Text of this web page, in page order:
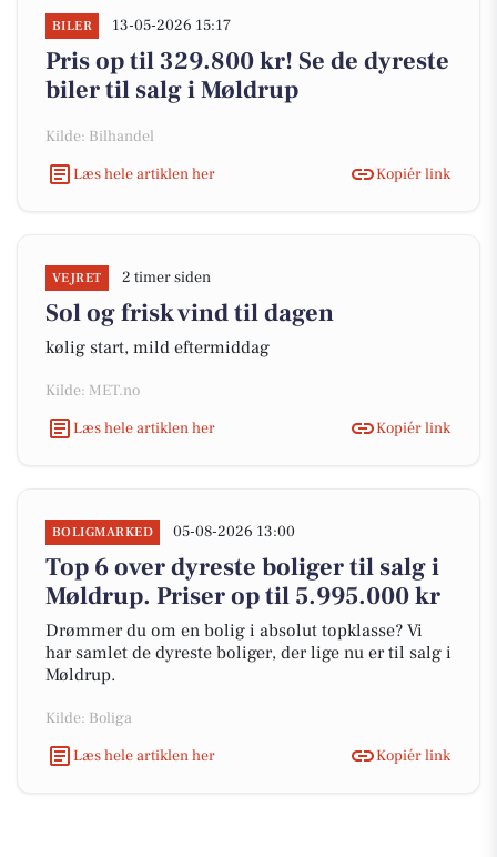
BILER 13-05-2026 15:17
Pris op til 329.800 kr! Se de dyreste
biler til salg i Møldrup
Kilde: Bilhandel
Læs hele artiklen her
Kopiér link
VEJRET 2 timer siden
Sol og frisk vind til dagen
kølig start, mild eftermiddag
Kilde: MET.no
Læs hele artiklen her
Kopiér link
BOLIGMARKED 05-08-2026 13:00
Top 6 over dyreste boliger til salg i
Møldrup. Priser op til 5.995.000 kr
Drømmer du om en bolig i absolut topklasse? Vi
har samlet de dyreste boliger, der lige nu er til salg i
Møldrup.
Kilde: Boliga
Læs hele artiklen her
Kopiér link